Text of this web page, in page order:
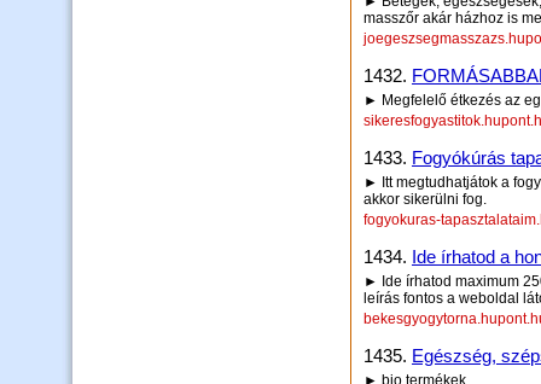
masszőr akár házhoz is
1432.
► Megfelelő étkezés az
1433. Fogyókúrás
► Itt megtudhatjátok a
akkor sikerülni fog.
fogyokuras-
1434. Ide írhatod a
► Ide írhatod maximum
leírás fontos a weboldal
1435. Egészség,
► bio termékek